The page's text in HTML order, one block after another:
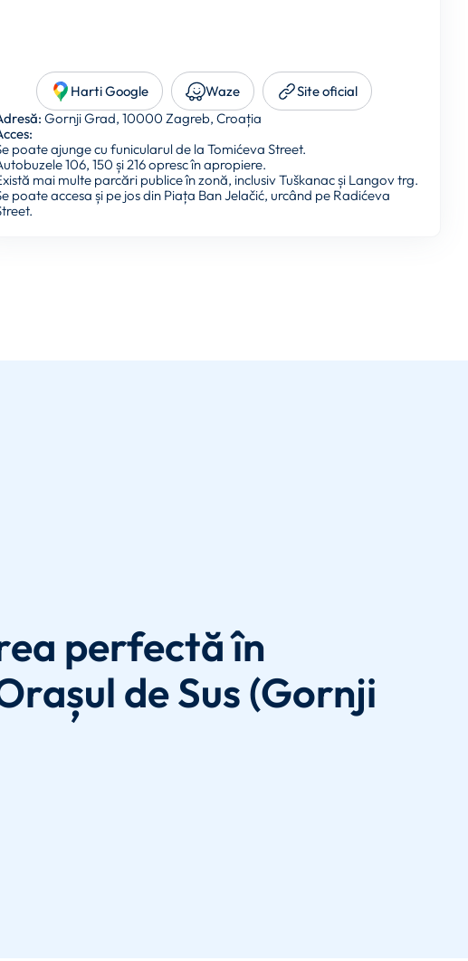
Harti Google Waze
Site oficial
Gornji Grad, 10000 Zagreb, Croația
poate ajunge cu funicularul de la Tomićeva Street.
106, 150 și 216 opresc în apropiere.
mai multe parcări publice în zonă, inclusiv Tuškanac și Langov trg.
poate accesa și pe jos din Piața Ban Jelačić, urcând pe Radićeva
perfectă în
de Sus (Gornji